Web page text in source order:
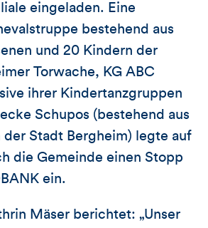
eingeladen. Eine
bestehend aus
und 20 Kindern der
Torwache, KG ABC
ihrer Kindertanzgruppen
Schupos (bestehend aus
der Stadt Bergheim) legte auf
die Gemeinde einen Stopp
ein.
Mäser berichtet: „Unser